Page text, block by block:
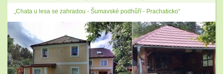
„Chata u lesa se zahradou - Šumavské podhůří - Prachaticko“